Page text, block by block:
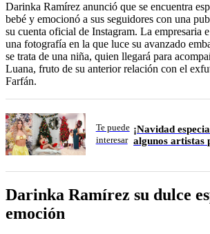
Darinka Ramírez anunció que se encuentra
bebé y emocionó a sus seguidores con una
su cuenta oficial de Instagram. La empresaria
una fotografía en la que luce su avanzado
se trata de una niña, quien llegará para
Luana, fruto de su anterior relación con el
Farfán.
Te puede
interesar
¡Navidad
algunos artistas
Darinka Ramírez su dulce
emoción